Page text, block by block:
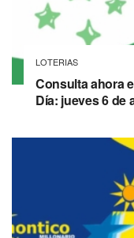
LOTERIAS
Consulta ahora
Día: jueves 6 de